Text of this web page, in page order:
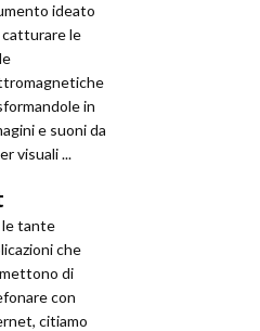
ideato
le
in
e suoni da
visuali ...
le tante
che
di
con
citiamo